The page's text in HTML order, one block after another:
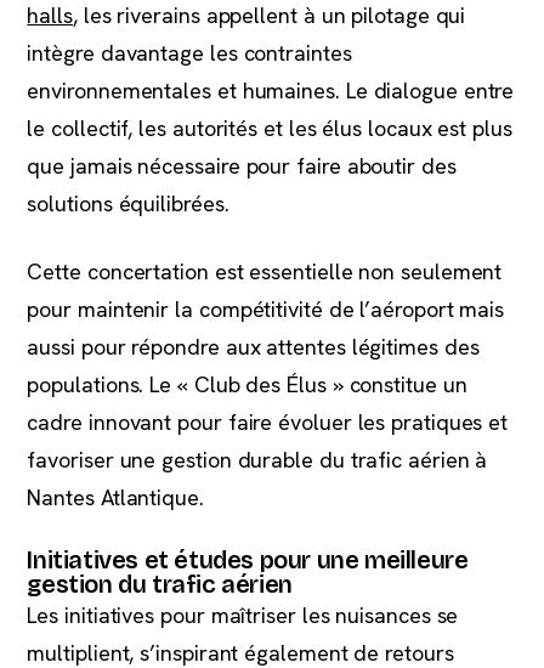
halls, les riverains appellent à un pilotage qui
intègre davantage les contraintes
environnementales et humaines. Le dialogue entre
le collectif, les autorités et les élus locaux est plus
que jamais nécessaire pour faire aboutir des
solutions équilibrées.
Cette concertation est essentielle non seulement
pour maintenir la compétitivité de l’aéroport mais
aussi pour répondre aux attentes légitimes des
populations. Le « Club des Élus » constitue un
cadre innovant pour faire évoluer les pratiques et
favoriser une gestion durable du trafic aérien à
Nantes Atlantique.
Initiatives et études pour une meilleure
gestion du trafic aérien
Les initiatives pour maîtriser les nuisances se
multiplient, s’inspirant également de retours